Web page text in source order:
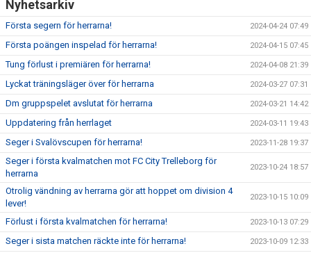
Nyhetsarkiv
Första segern för herrarna! 2024-04-24 07:49
Första poängen inspelad för herrarna! 2024-04-15 07:45
Tung förlust i premiären för herrarna! 2024-04-08 21:39
Lyckat träningsläger över för herrarna 2024-03-27 07:31
Dm gruppspelet avslutat för herrarna 2024-03-21 14:42
Uppdatering från herrlaget 2024-03-11 19:43
Seger i Svalövscupen för herrarna! 2023-11-28 19:37
Seger i första kvalmatchen mot FC City Trelleborg för
herrarna
2023-10-24 18:57
Otrolig vändning av herrarna gör att hoppet om division 4
lever!
2023-10-15 10:09
Förlust i första kvalmatchen för herrarna! 2023-10-13 07:29
Seger i sista matchen räckte inte för herrarna! 2023-10-09 12:33